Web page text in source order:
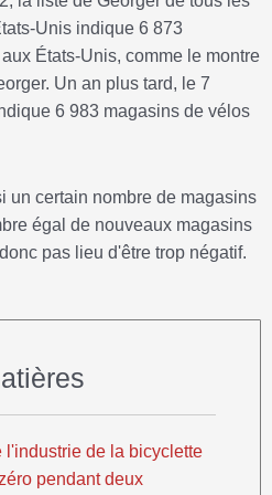
Unis indique 6 873
États-Unis, comme le montre
Un an plus tard, le 7
6 983 magasins de vélos
un certain nombre de magasins
égal de nouveaux magasins
pas lieu d'être trop négatif.
l'industrie de la bicyclette
pendant deux